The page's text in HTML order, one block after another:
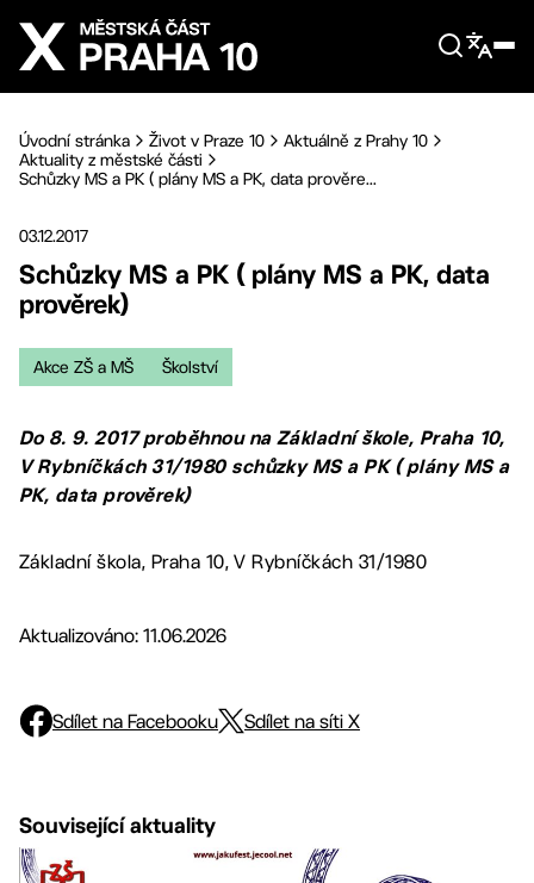
Přejít na hlavní obsah
Úvodní stránka Život v Praze 10
Aktuálně z Prahy 10
Aktuality z městské části
Schůzky MS a PK ( plány MS a PK, data prověre...
03.12.2017
Schůzky MS a PK ( plány MS a PK, data
prověrek)
Akce ZŠ a MŠ Školství
Do 8. 9. 2017 proběhnou na Základní škole, Praha 10,
V Rybníčkách 31/1980 schůzky MS a PK ( plány MS a
PK, data prověrek)
Základní škola, Praha 10, V Rybníčkách 31/1980
Aktualizováno: 11.06.2026
Sdílet na Facebooku Sdílet na síti X
Související aktuality